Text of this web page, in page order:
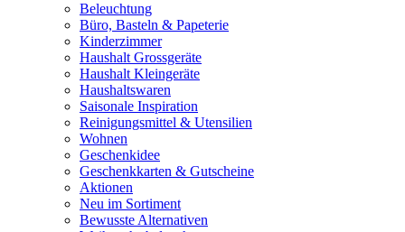
Beleuchtung
Büro, Basteln & Papeterie
Kinderzimmer
Haushalt Grossgeräte
Haushalt Kleingeräte
Haushaltswaren
Saisonale Inspiration
Reinigungsmittel & Utensilien
Wohnen
Geschenkidee
Geschenkkarten & Gutscheine
Aktionen
Neu im Sortiment
Bewusste Alternativen